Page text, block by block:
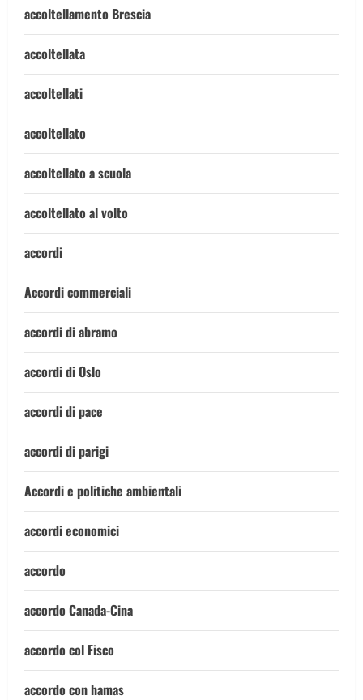
accoltellamento Brescia
accoltellata
accoltellati
accoltellato
accoltellato a scuola
accoltellato al volto
accordi
Accordi commerciali
accordi di abramo
accordi di Oslo
accordi di pace
accordi di parigi
Accordi e politiche ambientali
accordi economici
accordo
accordo Canada-Cina
accordo col Fisco
accordo con hamas